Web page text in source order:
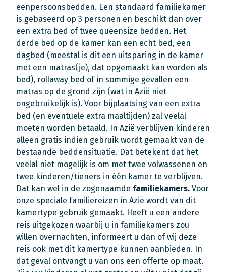
eenpersoonsbedden. Een standaard familiekamer
is gebaseerd op 3 personen en beschikt dan over
een extra bed of twee queensize bedden. Het
derde bed op de kamer kan een echt bed, een
dagbed (meestal is dit een uitsparing in de kamer
met een matras(je), dat opgemaakt kan worden als
bed), rollaway bed of in sommige gevallen een
matras op de grond zijn (wat in Azië niet
ongebruikelijk is). Voor bijplaatsing van een extra
bed (en eventuele extra maaltijden) zal veelal
moeten worden betaald. In Azië verblijven kinderen
alleen gratis indien gebruik wordt gemaakt van de
bestaande beddensituatie. Dat betekent dat het
veelal niet mogelijk is om met twee volwassenen en
twee kinderen/tieners in één kamer te verblijven.
Dat kan wel in de zogenaamde familiekamers. Voor
onze speciale familiereizen in Azië wordt van dit
kamertype gebruik gemaakt. Heeft u een andere
reis uitgekozen waarbij u in familiekamers zou
willen overnachten, informeert u dan of wij deze
reis ook met dit kamertype kunnen aanbieden. In
dat geval ontvangt u van ons een offerte op maat.